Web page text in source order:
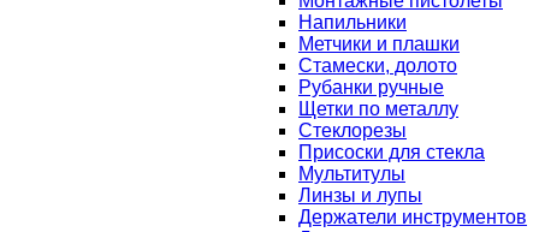
Напильники
Метчики и плашки
Стамески, долото
Рубанки ручные
Щетки по металлу
Стеклорезы
Присоски для стекла
Мультитулы
Линзы и лупы
Держатели инструментов